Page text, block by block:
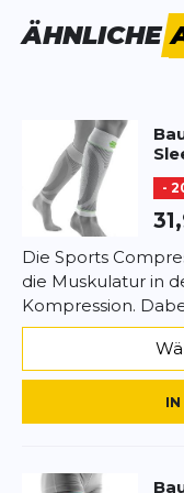
richtigen Größe
Knöchels, der
Vorname
Vorname
Rezension
Rezension
*Pflichtfelder
ÄHNLICHE
-
Die Sports
die Muskulatur in
Kompression.